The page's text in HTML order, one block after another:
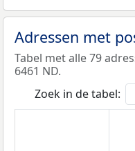
Adressen met
Tabel met alle 79
6461 ND.
Zoek in de tabel: